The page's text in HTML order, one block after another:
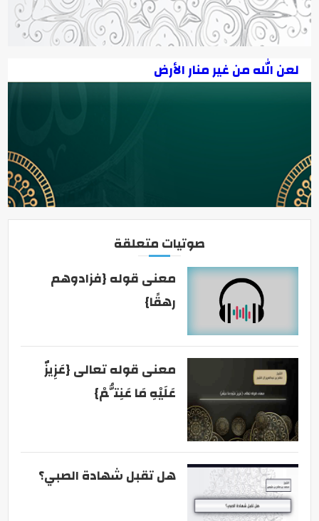
لعن الله من غير منار الأرض
صوتيات متعلقة
معنى قوله {فزادوهم
رهقًا}
معنى قوله تعالى {عَزِيزٌ
عَلَيْهِ مَا عَنِتُّمْ}
هل تقبل شهادة الصبي؟